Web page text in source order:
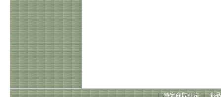
｜ 特定商取引法 ｜ 商